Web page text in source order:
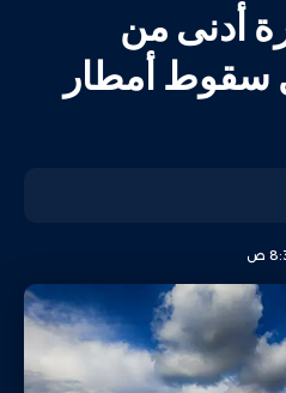
أدنى من
سقوط أمطار